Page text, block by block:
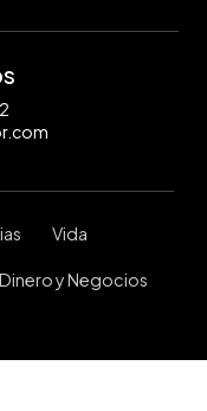
Vida
Dinero y Negocios